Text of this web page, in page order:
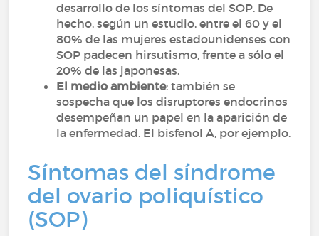
desarrollo de los síntomas del SOP. De
hecho, según un estudio, entre el 60 y el
80% de las mujeres estadounidenses con
SOP padecen hirsutismo, frente a sólo el
20% de las japonesas.
El medio ambiente: también se
sospecha que los disruptores endocrinos
desempeñan un papel en la aparición de
la enfermedad. El bisfenol A, por ejemplo.
Síntomas del síndrome
del ovario poliquístico
(SOP)